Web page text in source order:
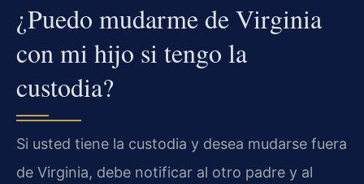
¿Puedo mudarme de Virginia
con mi hijo si tengo la
custodia?
Si usted tiene la custodia y desea mudarse fuera
de Virginia, debe notificar al otro padre y al